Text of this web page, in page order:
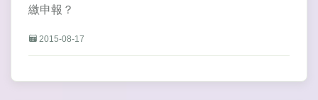
繳申報？
2015-08-17